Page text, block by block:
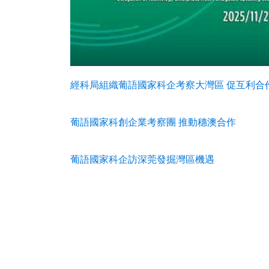
經科局組織葡語國家科企考察大灣區 促互利合
葡語國家科創企業考察團 推動穗澳合作
葡語國家科企訪深莞發掘灣區機遇